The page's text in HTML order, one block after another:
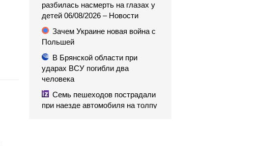
разбилась насмерть на глазах у
детей 06/08/2026 – Новости
Зачем Украине новая война с
Польшей
В Брянской области при
ударах ВСУ погибли два
человека
Семь пешеходов пострадали
при наезде автомобиля на толпу